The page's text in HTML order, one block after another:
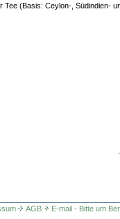
(Basis: Ceylon-, Südindien-
AGB E-mail - Bitte um